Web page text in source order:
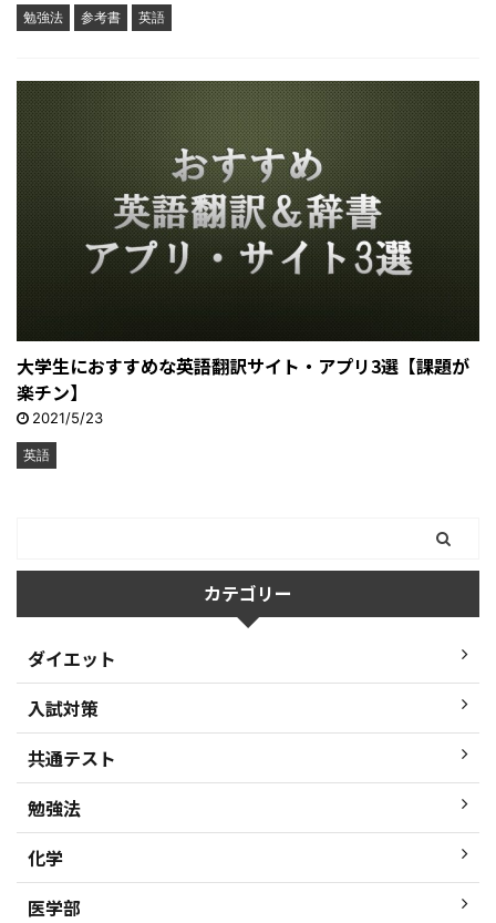
勉強法 参考書 英語
大学生におすすめな英語翻訳サイト・アプリ3選【課題が
楽チン】
2021/5/23
英語
カテゴリー
ダイエット
入試対策
共通テスト
勉強法
化学
医学部